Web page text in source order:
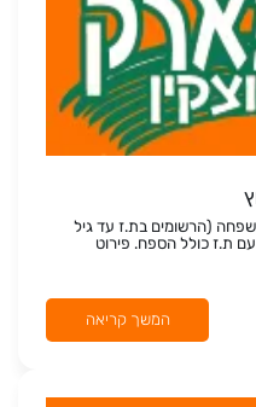
(הרשומים בת.ז עד גיל
ת.ז כולל הספח. פירוט
המשך קריאה